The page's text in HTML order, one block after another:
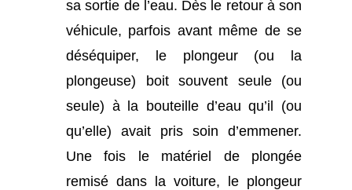
sa sortie de l’eau. Dès le retour à son
véhicule, parfois avant même de se
déséquiper, le plongeur (ou la
plongeuse) boit souvent seule (ou
seule) à la bouteille d’eau qu’il (ou
qu’elle) avait pris soin d’emmener.
Une fois le matériel de plongée
remisé dans la voiture, le plongeur